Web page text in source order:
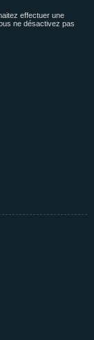
effectuer une
ne désactivez pas